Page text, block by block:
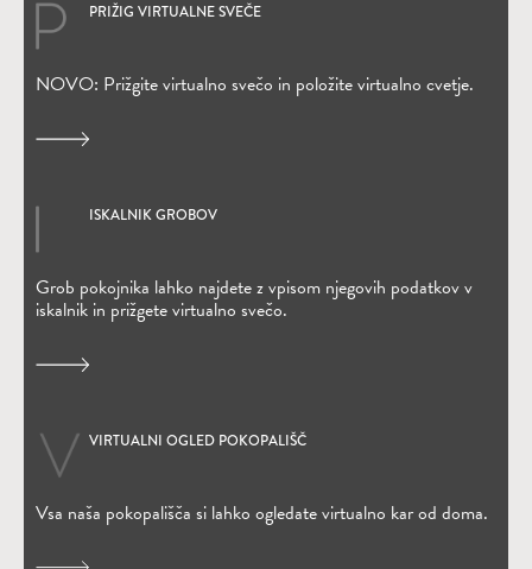
PRIŽIG VIRTUALNE SVEČE
NOVO: Prižgite virtualno svečo in položite virtualno cvetje.
(Odpre se v novem oknu)
ISKALNIK GROBOV
Grob pokojnika lahko najdete z vpisom njegovih podatkov v
iskalnik in prižgete virtualno svečo.
(Odpre se v novem oknu)
VIRTUALNI OGLED POKOPALIŠČ
Vsa naša pokopališča si lahko ogledate virtualno kar od doma.